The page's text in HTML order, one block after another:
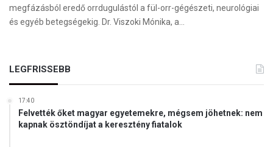
megfázásból eredő orrdugulástól a fül-orr-gégészeti, neurológiai
és egyéb betegségekig. Dr. Viszoki Mónika, a…
LEGFRISSEBB
17:40
Felvették őket magyar egyetemekre, mégsem jöhetnek: nem
kapnak ösztöndíjat a keresztény fiatalok